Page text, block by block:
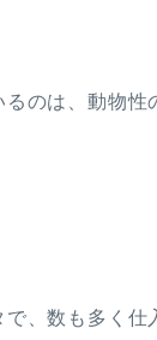
のは、動物性
、数も多く仕